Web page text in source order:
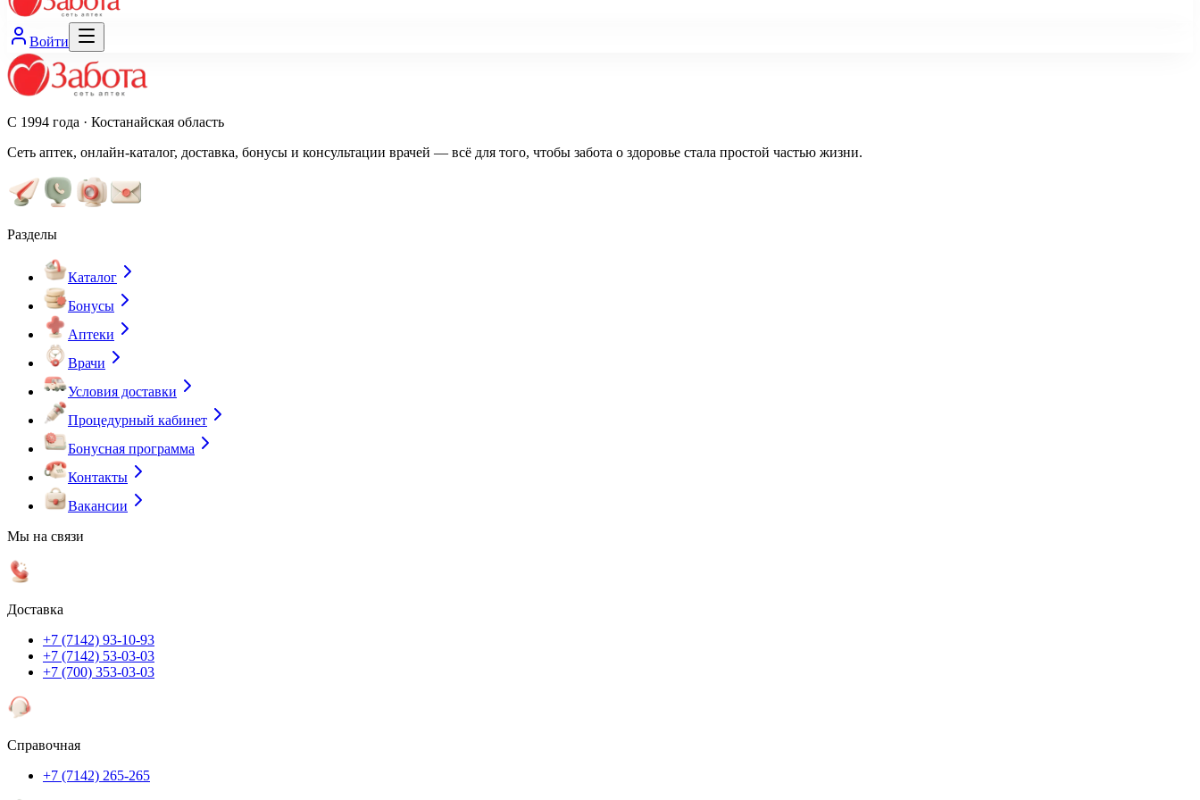
Войти
С 1994 года · Костанайская область
Сеть аптек, онлайн-каталог, доставка, бонусы и консультации врачей — всё для того, чтобы забота о здоровье стала простой частью жизни.
Разделы
Каталог
Бонусы
Аптеки
Врачи
Условия доставки
Процедурный кабинет
Бонусная программа
Контакты
Вакансии
Мы на связи
Доставка
+7 (7142) 93-10-93
+7 (7142) 53-03-03
+7 (700) 353-03-03
Справочная
+7 (7142) 265-265